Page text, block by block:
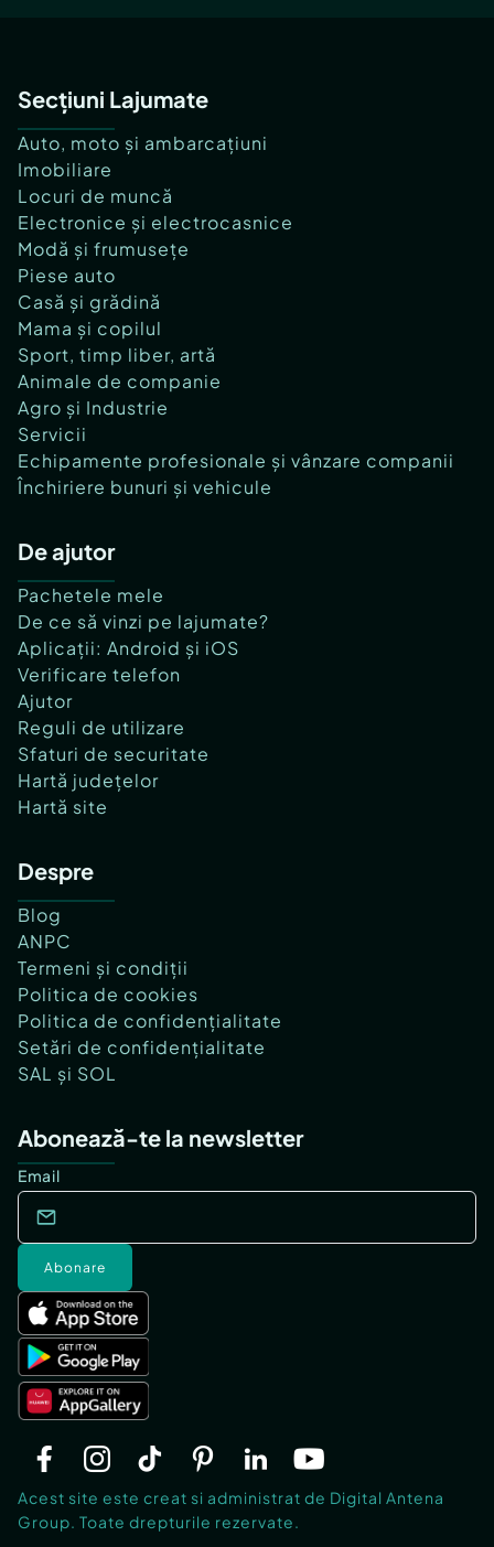
Secțiuni Lajumate
Auto, moto și ambarcațiuni
Imobiliare
Locuri de muncă
Electronice și electrocasnice
Modă și frumusețe
Piese auto
Casă și grădină
Mama și copilul
Sport, timp liber, artă
Animale de companie
Agro și Industrie
Servicii
Echipamente profesionale și vânzare companii
Închiriere bunuri și vehicule
De ajutor
Pachetele mele
De ce să vinzi pe lajumate?
Aplicații: Android și iOS
Verificare telefon
Ajutor
Reguli de utilizare
Sfaturi de securitate
Hartă județelor
Hartă site
Despre
Blog
ANPC
Termeni și condiții
Politica de cookies
Politica de confidențialitate
Setări de confidențialitate
SAL și SOL
Abonează-te la newsletter
Email
Abonare
Acest site este creat si administrat de Digital Antena
Group. Toate drepturile rezervate.